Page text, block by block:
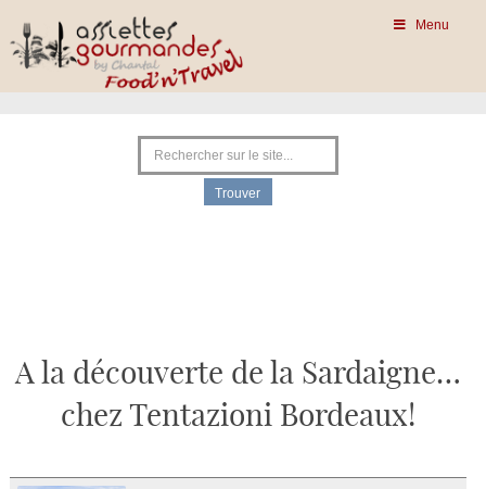
Menu
A la découverte de la Sardaigne…
chez Tentazioni Bordeaux!